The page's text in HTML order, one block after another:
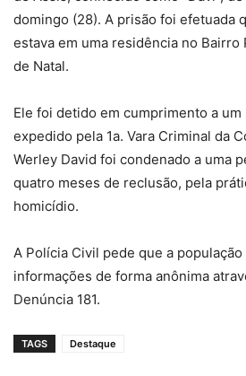
domingo (28). A prisão foi efetuada
estava em uma residência no Bairro
de Natal.
Ele foi detido em cumprimento a um
expedido pela 1a. Vara Criminal da
Werley David foi condenado a uma
quatro meses de reclusão, pela
homicídio.
A Polícia Civil pede que a
informações de forma anônima
Denúncia 181.
TAGS Destaque